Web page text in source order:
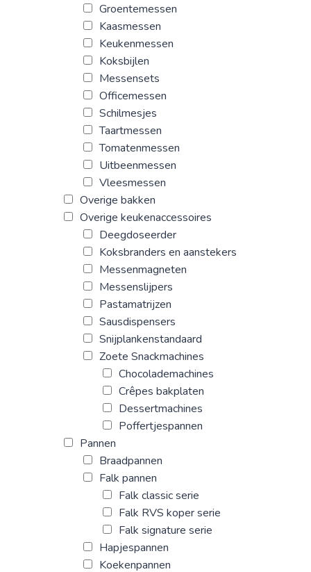
Groentemessen
Kaasmessen
Keukenmessen
Koksbijlen
Messensets
Officemessen
Schilmesjes
Taartmessen
Tomatenmessen
Uitbeenmessen
Vleesmessen
Overige bakken
Overige keukenaccessoires
Deegdoseerder
Koksbranders en aanstekers
Messenmagneten
Messenslijpers
Pastamatrijzen
Sausdispensers
Snijplankenstandaard
Zoete Snackmachines
Chocolademachines
Crêpes bakplaten
Dessertmachines
Poffertjespannen
Pannen
Braadpannen
Falk pannen
Falk classic serie
Falk RVS koper serie
Falk signature serie
Hapjespannen
Koekenpannen